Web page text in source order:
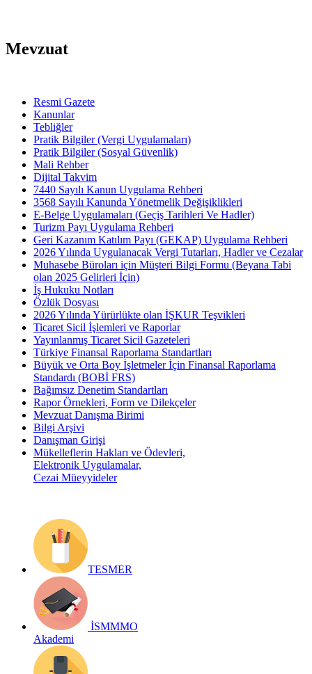
Mevzuat
Resmi Gazete
Kanunlar
Tebliğler
Pratik Bilgiler (Vergi Uygulamaları)
Pratik Bilgiler (Sosyal Güvenlik)
Mali Rehber
Dijital Takvim
7440 Sayılı Kanun Uygulama Rehberi
3568 Sayılı Kanunda Yönetmelik Değişiklikleri
E-Belge Uygulamaları (Geçiş Tarihleri Ve Hadler)
Turizm Payı Uygulama Rehberi
Geri Kazanım Katılım Payı (GEKAP) Uygulama Rehberi
2026 Yılında Uygulanacak Vergi Tutarları, Hadler ve Cezalar
Muhasebe Büroları için Müşteri Bilgi Formu (Beyana Tabi
olan 2025 Gelirleri İçin)
İş Hukuku Notları
Özlük Dosyası
2026 Yılında Yürürlükte olan İŞKUR Teşvikleri
Ticaret Sicil İşlemleri ve Raporlar
Yayınlanmış Ticaret Sicil Gazeteleri
Türkiye Finansal Raporlama Standartları
Büyük ve Orta Boy İşletmeler İçin Finansal Raporlama
Standardı (BOBİ FRS)
Bağımsız Denetim Standartları
Rapor Örnekleri, Form ve Dilekçeler
Mevzuat Danışma Birimi
Bilgi Arşivi
Danışman Girişi
Mükelleflerin Hakları ve Ödevleri,
Elektronik Uygulamalar,
Cezai Müeyyideler
TESMER
İSMMMO
Akademi